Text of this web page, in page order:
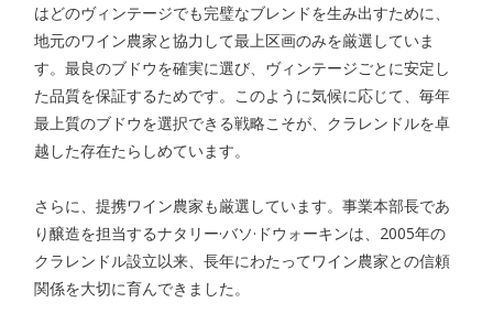
はどのヴィンテージでも完璧なブレンドを生み出すために、
地元のワイン農家と協力して最上区画のみを厳選していま
す。最良のブドウを確実に選び、ヴィンテージごとに安定し
た品質を保証するためです。このように気候に応じて、毎年
最上質のブドウを選択できる戦略こそが、クラレンドルを卓
越した存在たらしめています。
さらに、提携ワイン農家も厳選しています。事業本部長であ
り醸造を担当するナタリー·バソ·ドウォーキンは、 2005年の
クラレンドル設立以来、長年にわたってワイン農家との信頼
関係を大切に育んできました。